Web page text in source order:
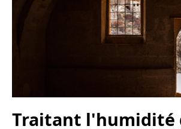
Traitant l'humidité